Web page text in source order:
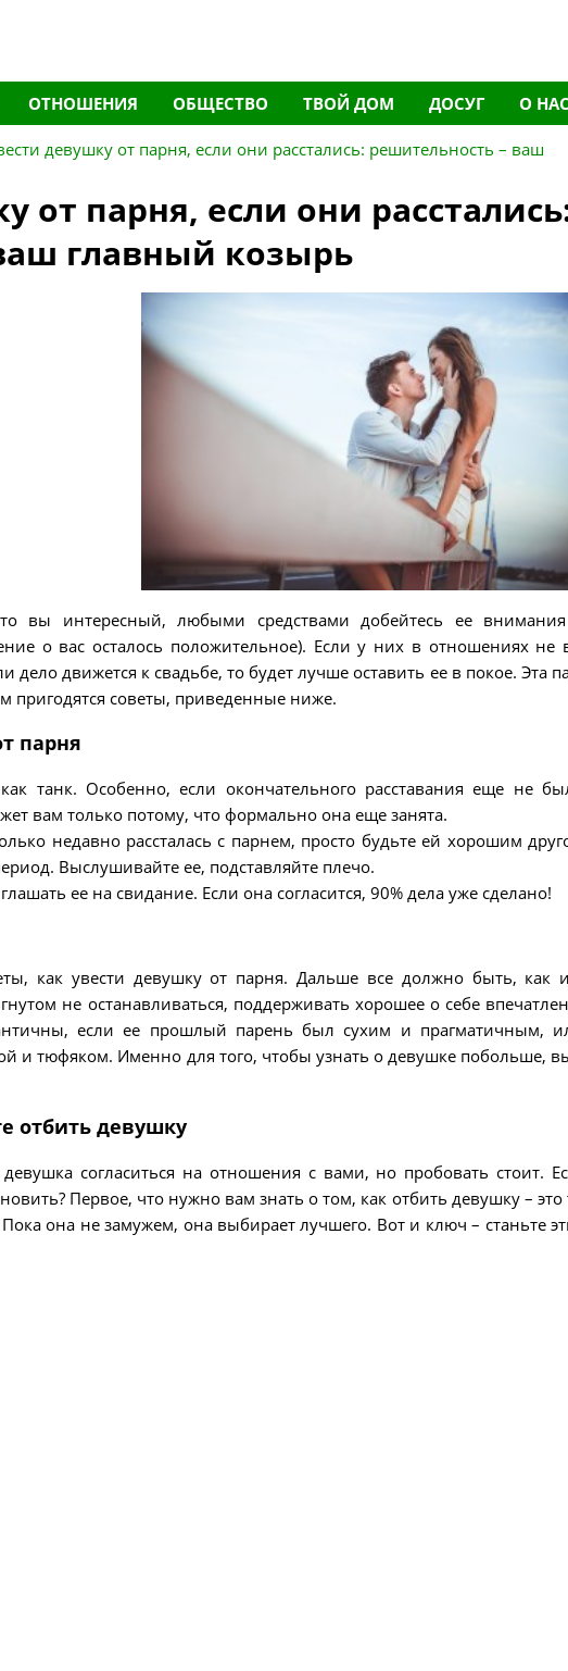
ОТНОШЕНИЯ ОБЩЕСТВО ТВОЙ ДОМ ДОСУГ О НАС
девушку от парня, если они расстались: решительность – ваш
от парня, если они
главный козырь
вы интересный, любыми средствами добейтесь ее
о вас осталось положительное). Если у них в отношениях не
дело движется к свадьбе, то будет лучше оставить ее в покое. Эта
пригодятся советы, приведенные ниже.
парня
танк. Особенно, если окончательного расставания еще не
вам только потому, что формально она еще занята.
недавно рассталась с парнем, просто будьте ей хорошим
Выслушивайте ее, подставляйте плечо.
ее на свидание. Если она согласится, 90% дела уже сделано!
как увести девушку от парня. Дальше все должно быть, как
не останавливаться, поддерживать хорошее о себе
если ее прошлый парень был сухим и прагматичным,
и тюфяком. Именно для того, чтобы узнать о девушке побольше,
отбить девушку
согласиться на отношения с вами, но пробовать стоит.
Первое, что нужно вам знать о том, как отбить девушку – это
Пока она не замужем, она выбирает лучшего. Вот и ключ – станьте